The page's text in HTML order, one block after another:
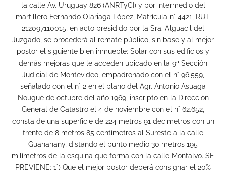
la calle Av. Uruguay 826 (ANRTyCI) y por intermedio del
martillero Fernando Olariaga López, Matrícula n° 4421, RUT
212097110015, en acto presidido por la Sra. Alguacil del
Juzgado, se procederá al remate público, sin base y al mejor
postor el siguiente bien inmueble: Solar con sus edificios y
demás mejoras que le acceden ubicado en la 9ª Sección
Judicial de Montevideo, empadronado con el n° 96.559,
señalado con el n° 2 en el plano del Agr. Antonio Asuaga
Nougué de octubre del año 1969, inscripto en la Dirección
General de Catastro el 4 de noviembre con el n° 62.652,
consta de una superficie de 224 metros 91 decimetros con un
frente de 8 metros 85 centímetros al Sureste a la calle
Guanahany, distando el punto medio 30 metros 195
milímetros de la esquina que forma con la calle Montalvo. SE
PREVIENE: 1°) Que el mejor postor deberá consignar el 20%